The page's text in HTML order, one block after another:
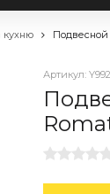
кухню Подвесной
Артикул: